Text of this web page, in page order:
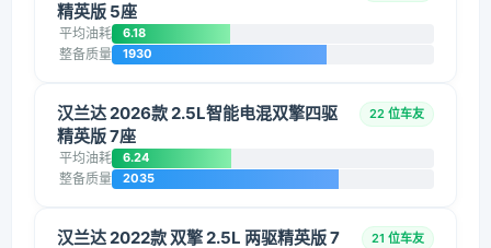
精英版 5座
平均油耗 6.18
整备质量 1930
汉兰达 2026款 2.5L智能电混双擎四驱
精英版 7座
22 位车友
平均油耗 6.24
整备质量 2035
汉兰达 2022款 双擎 2.5L 两驱精英版 7
21 位车友